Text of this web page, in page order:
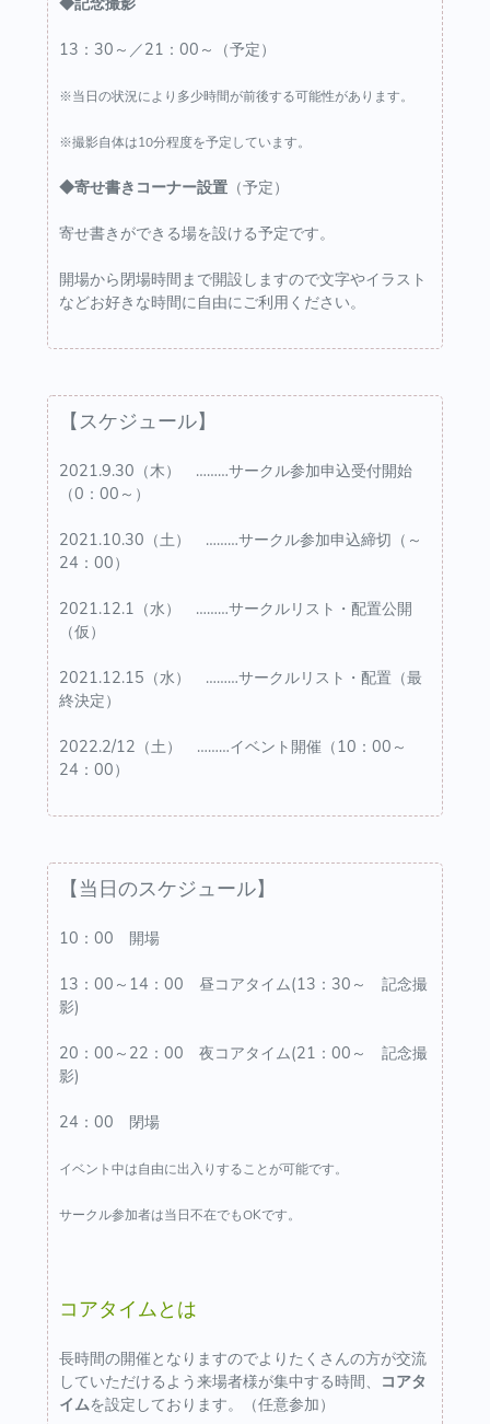
13：30～／21：00～（予定）
※当日の状況により多少時間が前後する可能性があります。
※撮影自体は10分程度を予定しています。
◆寄せ書きコーナー設置 （予定）
寄せ書きができる場を設ける予定です。
開場から閉場時間まで開設しますので文字やイラスト
などお好きな時間に自由にご利用ください。
【スケジュール】
2021.9.30（木） ………サークル参加申込受付開始
（0：00～）
2021.10.30（土） ………サークル参加申込締切（～
24：00）
2021.12.1（水） ………サークルリスト・配置公開
（仮）
2021.12.15（水） ………サークルリスト・配置（最
終決定）
2022.2/12（土） ………イベント開催（10：00～
24：00）
【当日のスケジュール】
10：00 開場
13：00～14：00 昼コアタイム(13：30～ 記念撮
影)
20：00～22：00 夜コアタイム(21：00～ 記念撮
影)
24：00 閉場
イベント中は自由に出入りすることが可能です。
サークル参加者は当日不在でもOKです。
コアタイムとは
長時間の開催となりますのでよりたくさんの方が交流
していただけるよう来場者様が集中する時間、 コアタ
イムを設定しております。（任意参加）